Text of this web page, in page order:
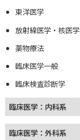
東洋医学
放射線医学・核医学
薬物療法
臨床医学一般
臨床検査診断学
臨床医学：内科系
臨床医学：外科系